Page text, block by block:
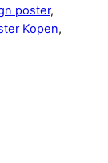
poster,
Kopen,